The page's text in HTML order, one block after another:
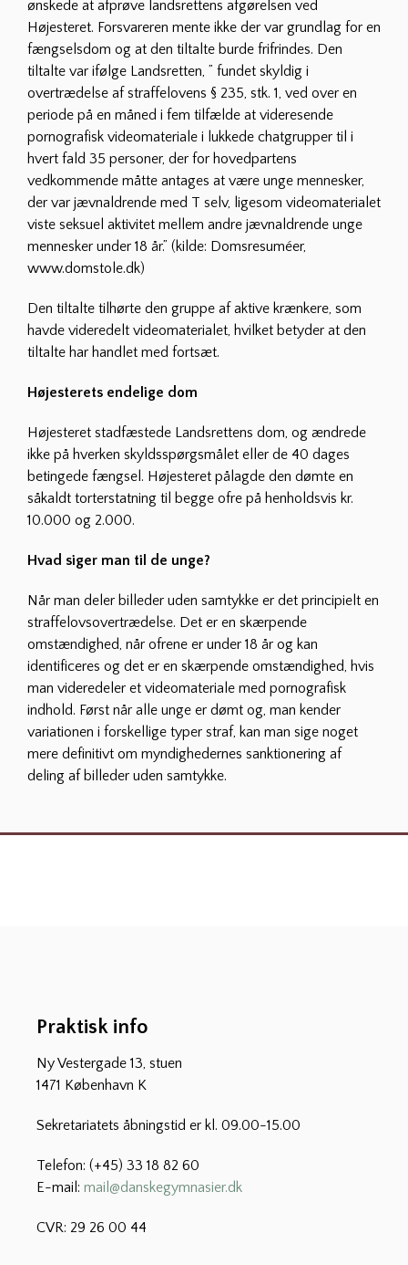
ønskede at afprøve landsrettens afgørelsen ved
Højesteret. Forsvareren mente ikke der var grundlag for en
fængselsdom og at den tiltalte burde frifrindes. Den
tiltalte var ifølge Landsretten, ” fundet skyldig i
overtrædelse af straffelovens § 235, stk. 1, ved over en
periode på en måned i fem tilfælde at videresende
pornografisk videomateriale i lukkede chatgrupper til i
hvert fald 35 personer, der for hovedpartens
vedkommende måtte antages at være unge mennesker,
der var jævnaldrende med T selv, ligesom videomaterialet
viste seksuel aktivitet mellem andre jævnaldrende unge
mennesker under 18 år.” (kilde: Domsresuméer,
www.domstole.dk)
Den tiltalte tilhørte den gruppe af aktive krænkere, som
havde videredelt videomaterialet, hvilket betyder at den
tiltalte har handlet med fortsæt.
Højesterets endelige dom
Højesteret stadfæstede Landsrettens dom, og ændrede
ikke på hverken skyldsspørgsmålet eller de 40 dages
betingede fængsel. Højesteret pålagde den dømte en
såkaldt torterstatning til begge ofre på henholdsvis kr.
10.000 og 2.000.
Hvad siger man til de unge?
Når man deler billeder uden samtykke er det principielt en
straffelovsovertrædelse. Det er en skærpende
omstændighed, når ofrene er under 18 år og kan
identificeres og det er en skærpende omstændighed, hvis
man videredeler et videomateriale med pornografisk
indhold. Først når alle unge er dømt og, man kender
variationen i forskellige typer straf, kan man sige noget
mere definitivt om myndighedernes sanktionering af
deling af billeder uden samtykke.
Praktisk info
Ny Vestergade 13, stuen
1471 København K
Sekretariatets åbningstid er kl. 09.00-15.00
Telefon: (+45) 33 18 82 60
E-mail: mail@danskegymnasier.dk
CVR: 29 26 00 44